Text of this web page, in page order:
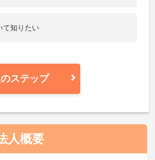
て知りたい
ステップ
人概要